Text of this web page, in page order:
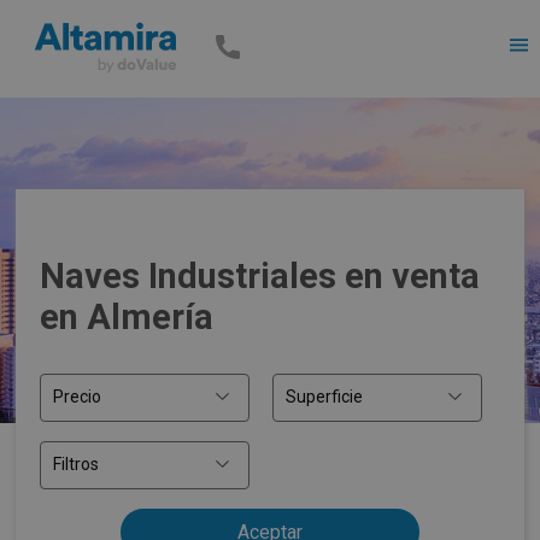
Naves Industriales en venta
en Almería
Precio Superficie
Filtros